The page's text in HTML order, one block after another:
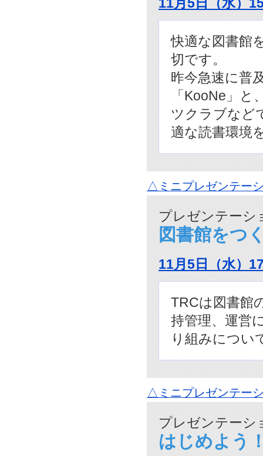
快適な図書館
切です。
昨今急速に普
「KooNe」
ツクラブなど
適な読書環境
△ミニプレゼンテー
プレゼンテーシ
図書館をつ
11月5日（水）
TRCは図書館
持管理、運営
り組みについ
△ミニプレゼンテー
プレゼンテーシ
はじめよう